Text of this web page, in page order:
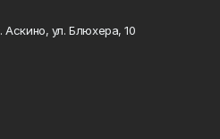
ул. Блюхера, 10